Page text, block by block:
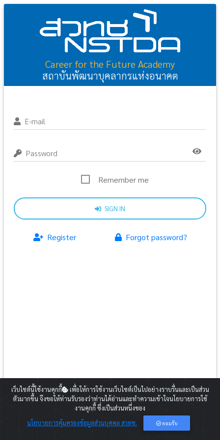
Career for the Future Academy
สถาบันพัฒนาบุคลากรแห่งอนาคต
E-mail
Password
Remember me
SIGN IN
Register Forgot password?
เว็บไซต์นี้ใช้งานคุกกี้
เพื่อให้การใช้งานเว็บไซต์เป็นไปอย่างราบรื่นและเป็นส่วน
ตัวมากขึ้น จึงขอให้ท่านรับรองว่าท่านได้อ่านและทำความเข้าใจนโยบายการใช้
งานคุกกี้ ซึ่งเป็นส่วนหนึ่งของ
นโยบายการคุ้มครองข้อมูลส่วนบุคคล สวทช.
ยอมรับ
สำหรับท่านที่ยังไม่ได้สมัครสมาชิกกรุณากดปุ่ม Register และดำเนินการตาม
ขั้นตอน
2020 Copyright:Career for the Future Academy
E-mail: